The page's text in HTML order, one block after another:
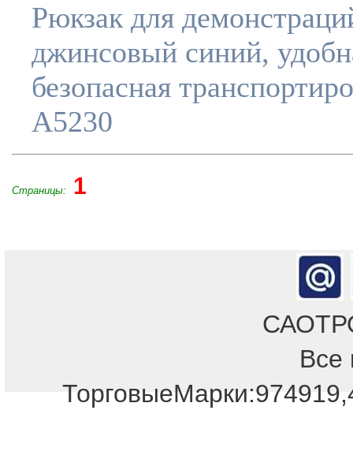
Рюкзак для
джинсовый синий,
безопасная
A5230
Страницы: 1
Все